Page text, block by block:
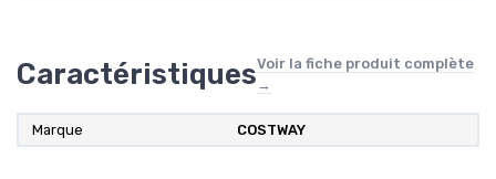
CaractéristiquesVoir la fiche produit complète
→
Marque COSTWAY